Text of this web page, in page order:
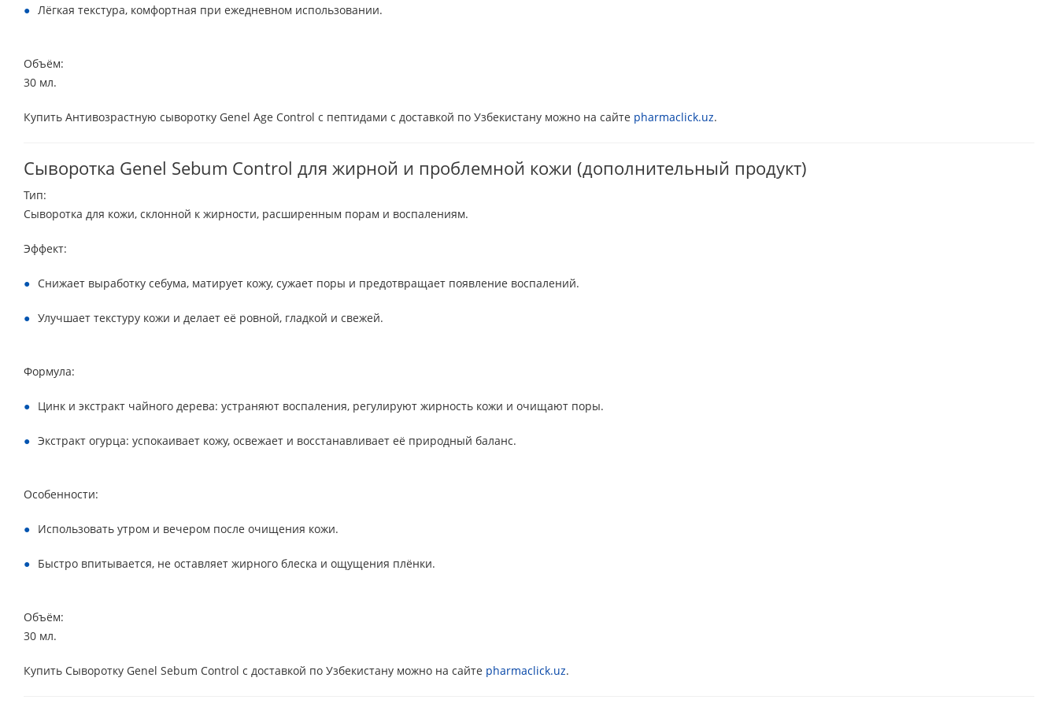
Лёгкая текстура, комфортная при ежедневном использовании.
Объём:
30 мл.
Купить Антивозрастную сыворотку Genel Age Control с пептидами с доставкой по Узбекистану можно на сайте pharmaclick.uz.
Сыворотка Genel Sebum Control для жирной и проблемной кожи (дополнительный продукт)
Тип:
Сыворотка для кожи, склонной к жирности, расширенным порам и воспалениям.
Эффект:
Снижает выработку себума, матирует кожу, сужает поры и предотвращает появление воспалений.
Улучшает текстуру кожи и делает её ровной, гладкой и свежей.
Формула:
Цинк и экстракт чайного дерева: устраняют воспаления, регулируют жирность кожи и очищают поры.
Экстракт огурца: успокаивает кожу, освежает и восстанавливает её природный баланс.
Особенности:
Использовать утром и вечером после очищения кожи.
Быстро впитывается, не оставляет жирного блеска и ощущения плёнки.
Объём:
30 мл.
Купить Сыворотку Genel Sebum Control с доставкой по Узбекистану можно на сайте pharmaclick.uz.